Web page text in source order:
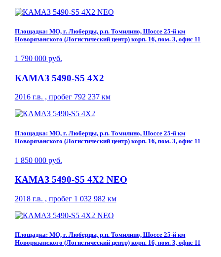
Площадка: МО, г. Люберцы, р.п. Томилино, Шоссе 25-й км
Новорязанского (Логистический центр) корп. 16, пом. 3, офис 11
1 790 000 руб.
КАМАЗ 5490-S5 4Х2
2016 г.в. , пробег 792 237 км
Площадка: МО, г. Люберцы, р.п. Томилино, Шоссе 25-й км
Новорязанского (Логистический центр) корп. 16, пом. 3, офис 11
1 850 000 руб.
КАМАЗ 5490-S5 4Х2 NEO
2018 г.в. , пробег 1 032 982 км
Площадка: МО, г. Люберцы, р.п. Томилино, Шоссе 25-й км
Новорязанского (Логистический центр) корп. 16, пом. 3, офис 11